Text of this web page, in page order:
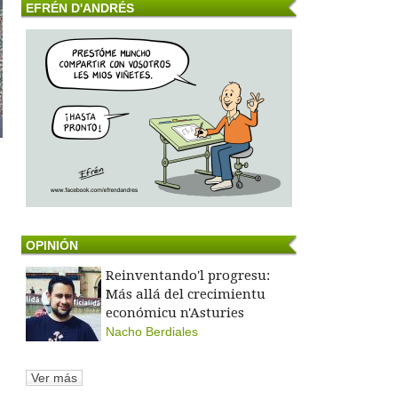
EFRÉN D'ANDRÉS
OPINIÓN
Reinventando'l progresu:
Más allá del crecimientu
económicu n'Asturies
Nacho Berdiales
Ver más